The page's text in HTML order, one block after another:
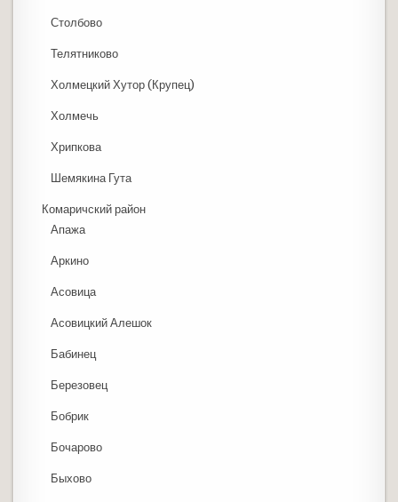
Столбово
Телятниково
Холмецкий Хутор (Крупец)
Холмечь
Хрипкова
Шемякина Гута
Комаричский район
Апажа
Аркино
Асовица
Асовицкий Алешок
Бабинец
Березовец
Бобрик
Бочарово
Быхово